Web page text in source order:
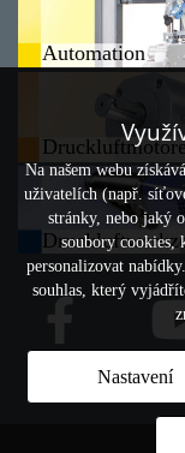
Automation
Na našem webu
uživatelích (např.
stránky, nebo jaký
soubory cookies,
personalizovat
souhlas, který
Nastavení